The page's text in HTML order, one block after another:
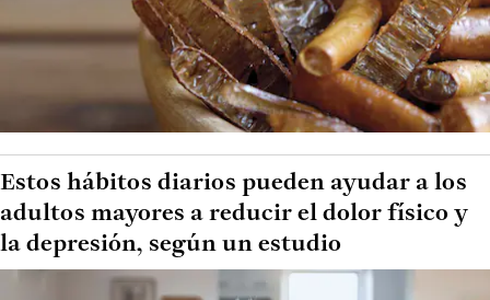
Estos hábitos diarios pueden ayudar a los
adultos mayores a reducir el dolor físico y
la depresión, según un estudio